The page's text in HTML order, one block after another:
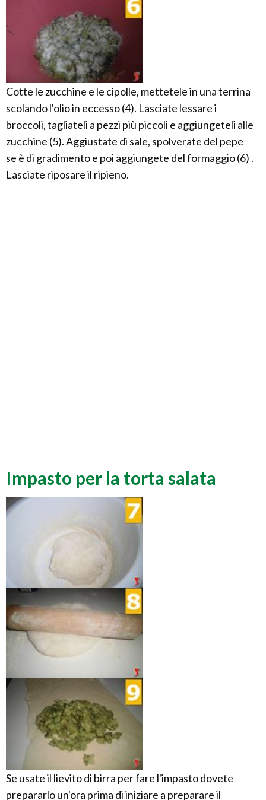
Cotte le zucchine e le cipolle, mettetele in una terrina
scolando l'olio in eccesso (4). Lasciate lessare i
broccoli, tagliateli a pezzi più piccoli e aggiungeteli alle
zucchine (5). Aggiustate di sale, spolverate del pepe
se è di gradimento e poi aggiungete del formaggio (6) .
Lasciate riposare il ripieno.
Impasto per la torta salata
Se usate il lievito di birra per fare l'impasto dovete
prepararlo un'ora prima di iniziare a preparare il